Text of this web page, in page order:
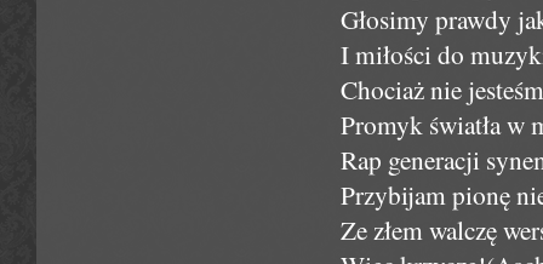
Głosimy prawdy
I miłości do
Chociaż nie
Promyk światła w
Rap generacji
Przybijam pionę
Ze złem walczę